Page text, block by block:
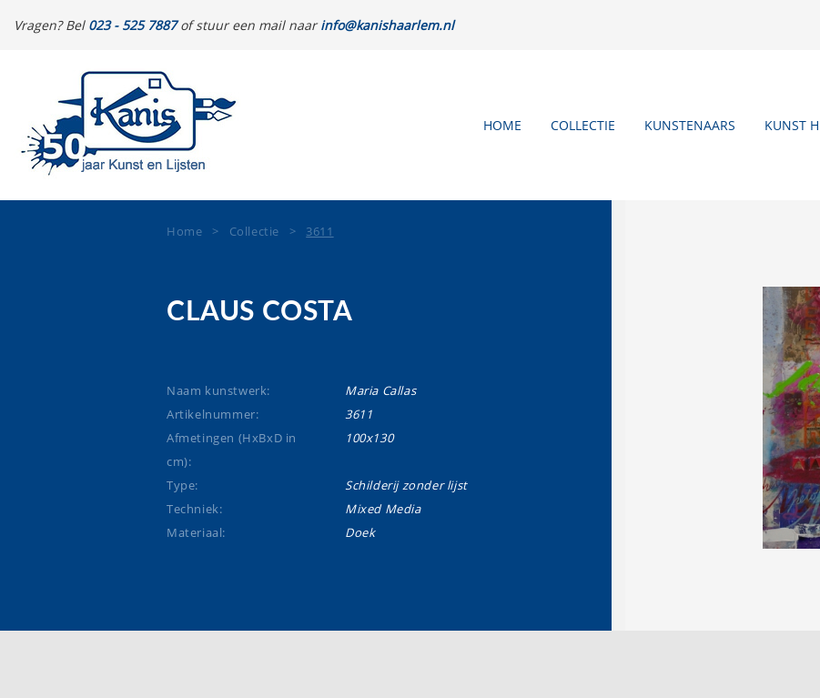
Vragen? Bel 023 - 525 7887of stuur een mail naarinfo@kanishaarlem.nl
HOME COLLECTIE KUNSTENAARS KUNST
Home > Collectie > 3611
CLAUS COSTA
Naam kunstwerk:
Maria Callas
Artikelnummer:
3611
Afmetingen (HxBxD in
cm):
100x130
Type:
Schilderij zonder lijst
Techniek:
Mixed Media
Materiaal:
Doek